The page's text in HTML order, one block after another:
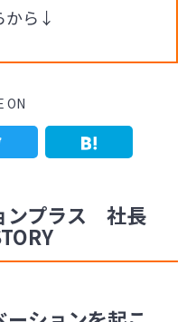
から↓
ON
ンプラス 社長